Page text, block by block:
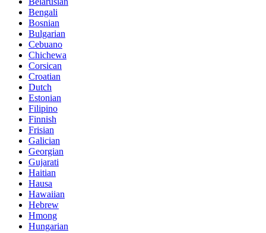
Bengali
Bosnian
Bulgarian
Cebuano
Chichewa
Corsican
Croatian
Dutch
Estonian
Filipino
Finnish
Frisian
Galician
Georgian
Gujarati
Haitian
Hausa
Hawaiian
Hebrew
Hmong
Hungarian